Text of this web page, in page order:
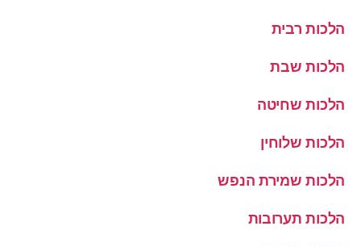
הלכות רבית
הלכות שבת
הלכות שחיטה
הלכות שלוחין
הלכות שמירת הנפש
הלכות תערובות